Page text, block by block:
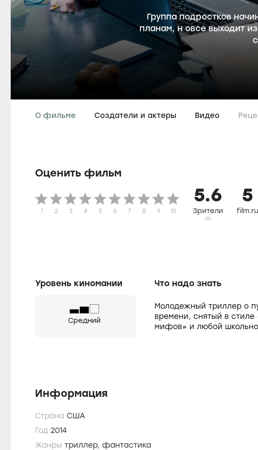
Группа подростков
планам, н овсе выходит
О фильме Создатели и актеры Видео
Оценить фильм
1 2 3 4 5 6 7 8 9 10
5.6
Зрители
(8)
5
film.ru
Уровень киномании Что надо знать
Средний
Молодежный триллер о
времени, снятый в стиле
мифов» и любой
Информация
Страна США
Год 2014
Жанры триллер, фантастика